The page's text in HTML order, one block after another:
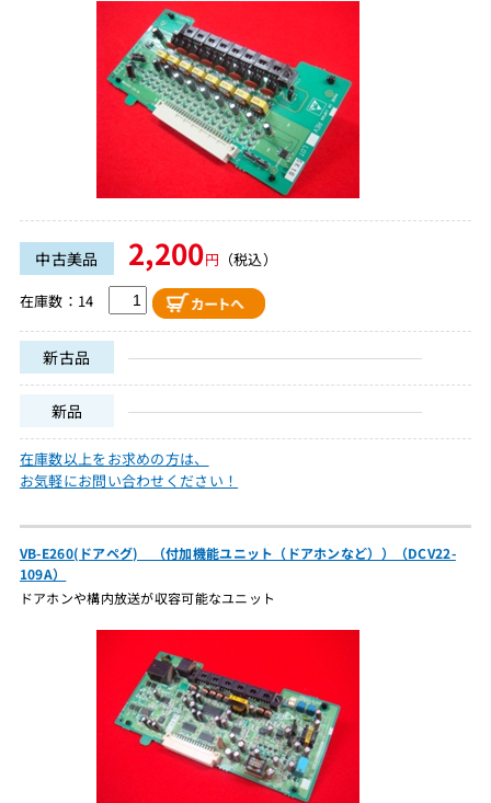
中古美品 2,200円 （税込）
在庫数：14
新古品
新品
在庫数以上をお求めの方は、
お気軽にお問い合わせください！
VB-E260(ドアペグ) （付加機能ユニット（ドアホンなど））（DCV22-
109A）
ドアホンや構内放送が収容可能なユニット